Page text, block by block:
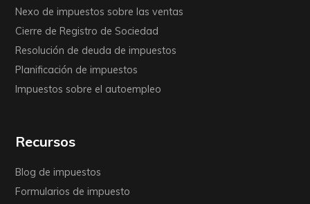
Nexo de impuestos sobre las ventas
Cierre de Registro de Sociedad
Resolución de deuda de impuestos
Planificación de impuestos
Impuestos sobre el autoempleo
Recursos
Blog de impuestos
Formularios de impuesto